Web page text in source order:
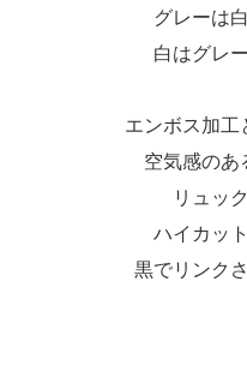
グレーは
白はグレ
エンボス加工
空気感のあ
リュッ
ハイカッ
黒でリンク